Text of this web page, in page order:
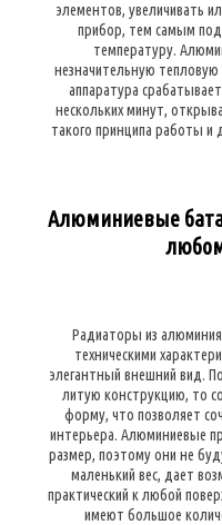
элементов, увеличивать
прибор, тем самым
температуру.
незначительную тепловую
аппаратура
нескольких минут,
такого принципа работы и
Алюминиевые
Радиаторы из
техническими
элегантный внешний вид.
литую конструкцию, то
форму, что позволяет
интерьера. Алюминиевые
размер, поэтому они не
маленький вес, дает
практический к любой
имеют большое